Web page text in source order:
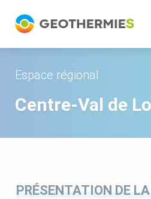
Espace régional
Centre-Val de
PRÉSENTATION DE